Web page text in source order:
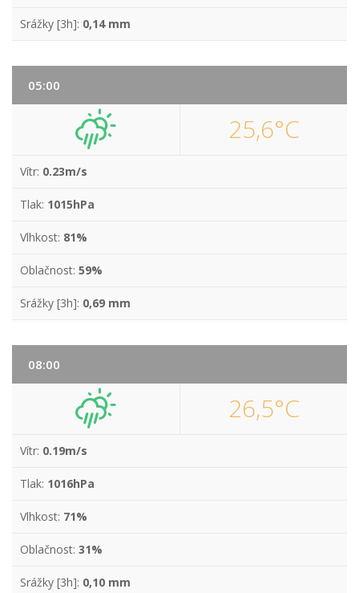
Srážky [3h]: 0,14 mm
05:00
25,6°C
Vítr: 0.23m/s
Tlak: 1015hPa
Vlhkost: 81%
Oblačnost: 59%
Srážky [3h]: 0,69 mm
08:00
26,5°C
Vítr: 0.19m/s
Tlak: 1016hPa
Vlhkost: 71%
Oblačnost: 31%
Srážky [3h]: 0,10 mm